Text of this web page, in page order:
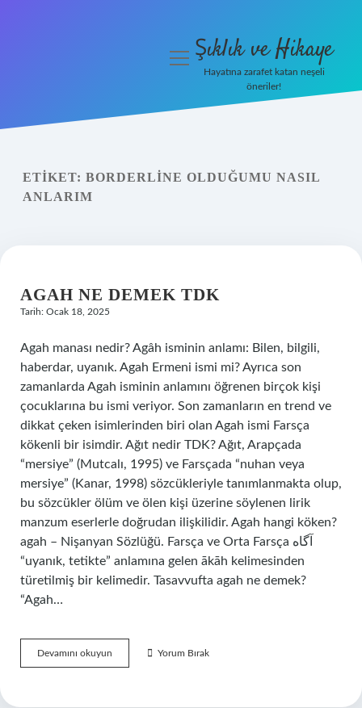
Olur
Gizlilik Politikası
menüyüŞıklık ve Hikaye
Hayatına zarafet katan neşeli
öneriler!
ETIKET: BORDERLINE OLDUĞUMU NASIL
ANLARIM
AGAH NE DEMEK TDK
Tarih: Ocak 18, 2025
Agah manası nedir? Agâh isminin anlamı: Bilen, bilgili,
haberdar, uyanık. Agah Ermeni ismi mi? Ayrıca son
zamanlarda Agah isminin anlamını öğrenen birçok kişi
çocuklarına bu ismi veriyor. Son zamanların en trend ve
dikkat çeken isimlerinden biri olan Agah ismi Farsça
kökenli bir isimdir. Ağıt nedir TDK? Ağıt, Arapçada
“mersiye” (Mutcalı, 1995) ve Farsçada “nuhan veya
mersiye” (Kanar, 1998) sözcükleriyle tanımlanmakta olup,
bu sözcükler ölüm ve ölen kişi üzerine söylenen lirik
manzum eserlerle doğrudan ilişkilidir. Agah hangi köken?
agah – Nişanyan Sözlüğü. Farsça ve Orta Farsça آگاه
“uyanık, tetikte” anlamına gelen ākāh kelimesinden
türetilmiş bir kelimedir. Tasavvufta agah ne demek?
“Agah…
Devamını okuyun
Ne
Yorum Bırak